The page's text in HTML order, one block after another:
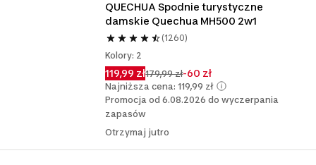
QUECHUA Spodnie turystyczne
(1260)
Kolory: 2
119,99 zł179,99 zł-60 zł
Najniższa cena: 119,99 zł
Promocja od 6.08.2026 do wyczerpania
zapasów
Otrzymaj jutro